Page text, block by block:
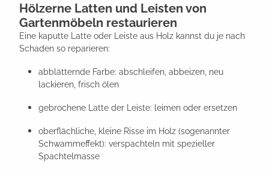
Hölzerne Latten und Leisten von
Gartenmöbeln restaurieren
Eine kaputte Latte oder Leiste aus Holz kannst du je nach
Schaden so reparieren:
abblätternde Farbe: abschleifen, abbeizen, neu
lackieren, frisch ölen
gebrochene Latte der Leiste: leimen oder ersetzen
oberflächliche, kleine Risse im Holz (sogenannter
Schwammeffekt): verspachteln mit spezieller
Spachtelmasse